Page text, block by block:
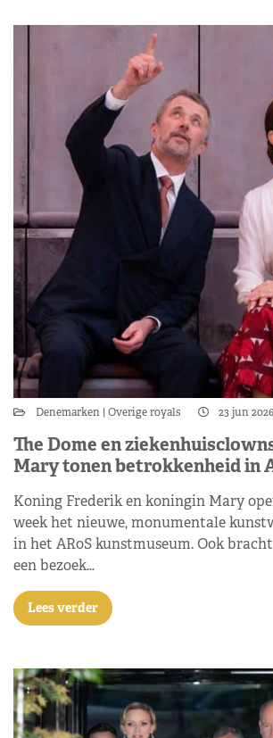
Denemarken Overige royals 23 jun 2026
The Dome en
Mary tonen betrokkenheid in
Koning Frederik en koningin Mary
week het nieuwe, monumentale
in het ARoS kunstmuseum. Ook
een bezoek…
Lees verder